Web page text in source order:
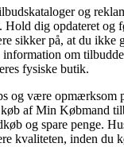
og
Hold dig opdateret og
sikker på, at du ikke
om
fysiske butik.
og være opmærksom
af Min Købmand
og spare penge.
kvaliteten, inden du